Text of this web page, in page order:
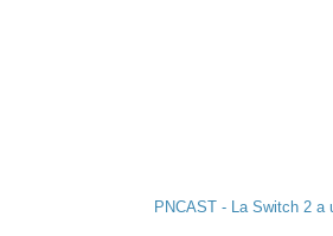
PNCAST - La Switch 2 a